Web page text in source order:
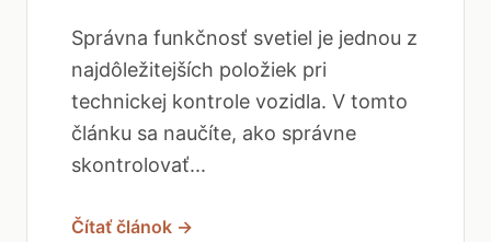
Správna funkčnosť svetiel je jednou z
najdôležitejších položiek pri
technickej kontrole vozidla. V tomto
článku sa naučíte, ako správne
skontrolovať...
Čítať článok →